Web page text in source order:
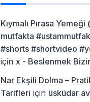
Kıymalı Pırasa Yemeği
mutfakta
#shorts #shortvideo
için x - Beslenmek
Nar Ekşili Dolma –
Tarifleri için üsküdar